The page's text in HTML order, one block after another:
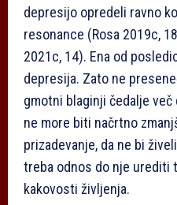
depresijo opredeli ravno
resonance (Rosa 2019c,
2021c, 14). Ena od
depresija. Zato ne
gmotni blaginji čedalje
ne more biti načrtno
prizadevanje, da ne bi
treba odnos do nje urediti
kakovosti življenja.